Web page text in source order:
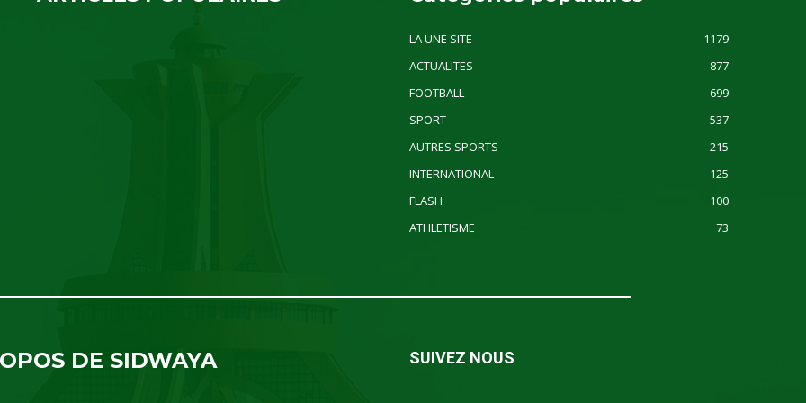
LA UNE SITE
1179
ACTUALITES
877
FOOTBALL
699
SPORT
537
AUTRES SPORTS
215
INTERNATIONAL
125
FLASH
100
ATHLETISME
73
DE SIDWAYA SUIVEZ NOUS